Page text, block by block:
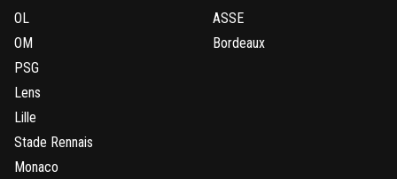
OL
OM
PSG
Lens
Lille
Stade Rennais
Monaco
ASSE
Bordeaux